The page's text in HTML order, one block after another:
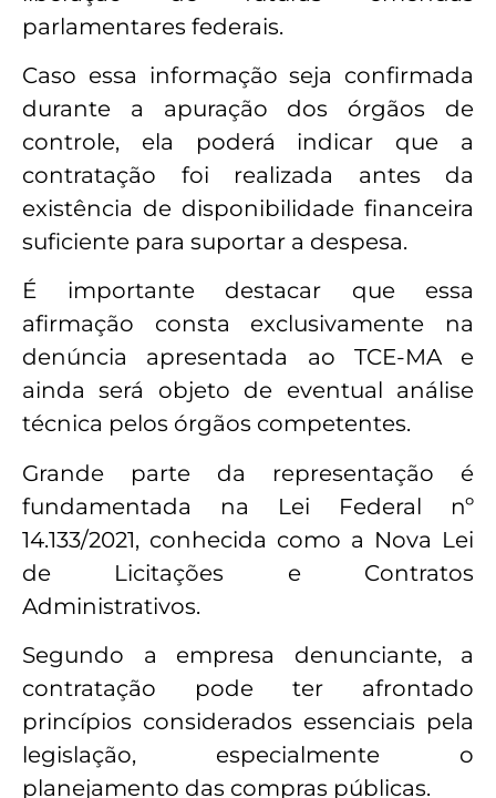
parlamentares federais.
Caso essa informação seja confirmada
durante a apuração dos órgãos de
controle, ela poderá indicar que a
contratação foi realizada antes da
existência de disponibilidade financeira
suficiente para suportar a despesa.
É importante destacar que essa
afirmação consta exclusivamente na
denúncia apresentada ao TCE-MA e
ainda será objeto de eventual análise
técnica pelos órgãos competentes.
Grande parte da representação é
fundamentada na Lei Federal nº
14.133/2021, conhecida como a Nova Lei
de Licitações e Contratos
Administrativos.
Segundo a empresa denunciante, a
contratação pode ter afrontado
princípios considerados essenciais pela
legislação, especialmente o
planejamento das compras públicas.